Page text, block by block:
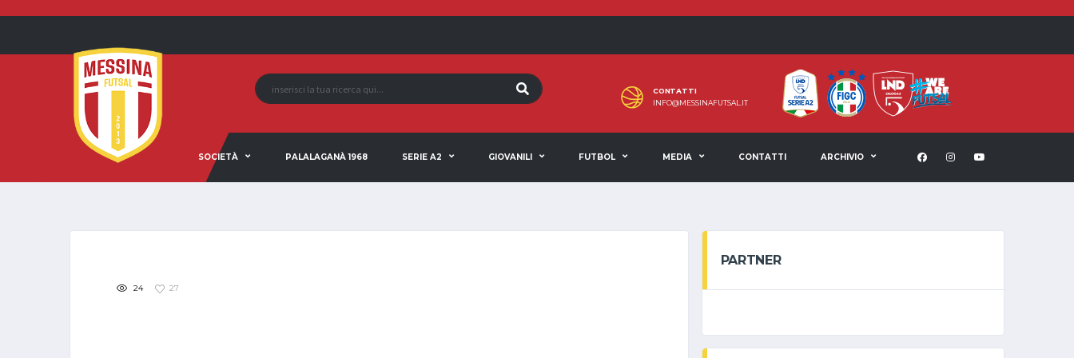
CONTATTI
INFO@MESSINAFUTSAL.IT
SOCIETÀ PALALAGANÀ 1968 SERIE A2 GIOVANILI FUTBOL MEDIA CONTATTI ARCHIVIO
24 27
PARTNER